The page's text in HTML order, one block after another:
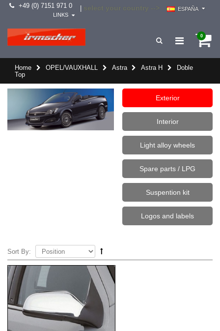
+49 (0) 7151 971 0
ESPAÑA
LINKS
0
Home OPEL/VAUXHALL Astra Astra H
Doble
Top
Exterior
Interior
Light alloy wheels
Spare parts / LPG
Suspention kit
Logos and labels
Sort By: